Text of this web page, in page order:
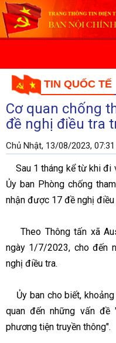
TIN QUỐC TẾ
Cơ quan chống
đề nghị điều tra
Chủ Nhật, 13/08/2023,
Sau 1 tháng kể từ khi đi
Ủy ban Phòng chống
nhận được 17 đề nghị điều
Theo Thông tấn xã
ngày 1/7/2023, cho đến
nghị điều tra.
Ủy ban cho biết,
quan đến những vấn
phương tiện truyền thông".